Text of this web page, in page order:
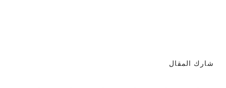
شارك المقال